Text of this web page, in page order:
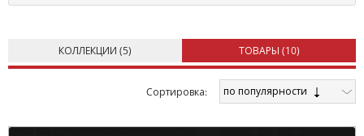
КОЛЛЕКЦИИ (5) ТОВАРЫ (10)
Cортировка: по популярности